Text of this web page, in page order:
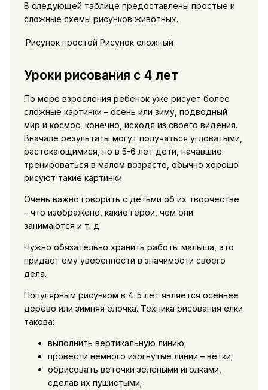
В следующей таблице предоставлены простые и
сложные схемы рисунков животных.
Рисунок простой Рисунок сложный
Уроки рисования с 4 лет
По мере взросления ребенок уже рисует более
сложные картинки – осень или зиму, подводный
мир и космос, конечно, исходя из своего видения.
Вначале результаты могут получаться угловатыми,
растекающимися, но в 5-6 лет дети, начавшие
тренироваться в малом возрасте, обычно хорошо
рисуют такие картинки
Очень важно говорить с детьми об их творчестве
– что изображено, какие герои, чем они
занимаются и т. д
Нужно обязательно хранить работы малыша, это
придаст ему уверенности в значимости своего
дела.
Популярным рисунком в 4-5 лет является осеннее
дерево или зимняя елочка. Техника рисования елки
такова:
выполнить вертикальную линию;
провести немного изогнутые линии – ветки;
обрисовать веточки зелеными иголками,
сделав их пушистыми;